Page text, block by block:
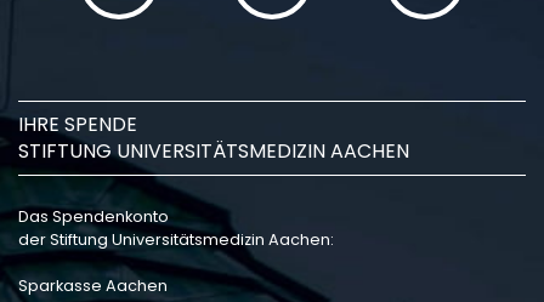
IHRE SPENDE
STIFTUNG UNIVERSITÄTSMEDIZIN AACHEN
Das Spendenkonto
der Stiftung Universitätsmedizin Aachen:
Sparkasse Aachen